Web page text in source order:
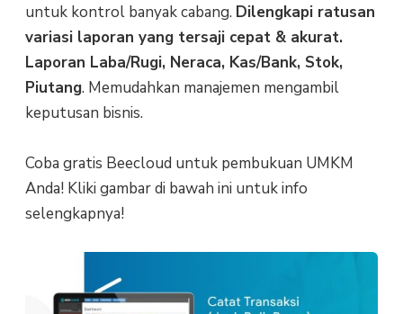
untuk kontrol banyak cabang. Dilengkapi ratusan
variasi laporan yang tersaji cepat & akurat.
Laporan Laba/Rugi, Neraca, Kas/Bank, Stok,
Piutang. Memudahkan manajemen mengambil
keputusan bisnis.
Coba gratis Beecloud untuk pembukuan UMKM
Anda! Kliki gambar di bawah ini untuk info
selengkapnya!